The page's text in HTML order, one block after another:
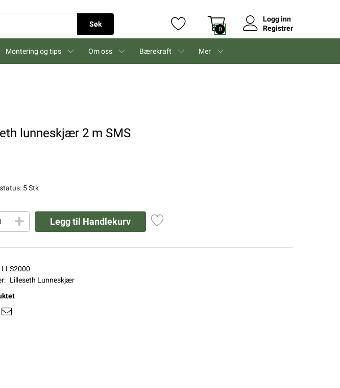
Søk
0
Logg inn
Registrer
Montering og tips Om oss Bærekraft Mer
lunneskjær 2 m SMS
5 Stk
Legg til Handlekurv
LLS2000
Lilleseth Lunneskjær